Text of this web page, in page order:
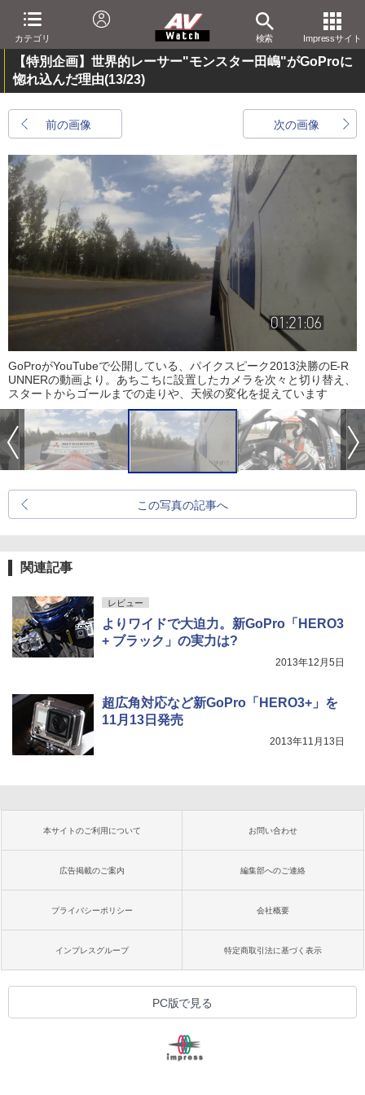
カテゴリ 検索 Impressサイト
【特別企画】世界的レーサー"モンスター田嶋"がGoProに
惚れ込んだ理由(13/23)
前の画像 次の画像
GoProがYouTubeで公開している、パイクスピーク2013決勝のE-R
UNNERの動画より。あちこちに設置したカメラを次々と切り替え、
スタートからゴールまでの走りや、天候の変化を捉えています
この写真の記事へ
関連記事
レビュー
よりワイドで大迫力。新GoPro「HERO3
+ ブラック」の実力は?
2013年12月5日
超広角対応など新GoPro「HERO3+」を
11月13日発売
2013年11月13日
本サイトのご利用について お問い合わせ
広告掲載のご案内 編集部へのご連絡
プライバシーポリシー 会社概要
インプレスグループ 特定商取引法に基づく表示
PC版で見る